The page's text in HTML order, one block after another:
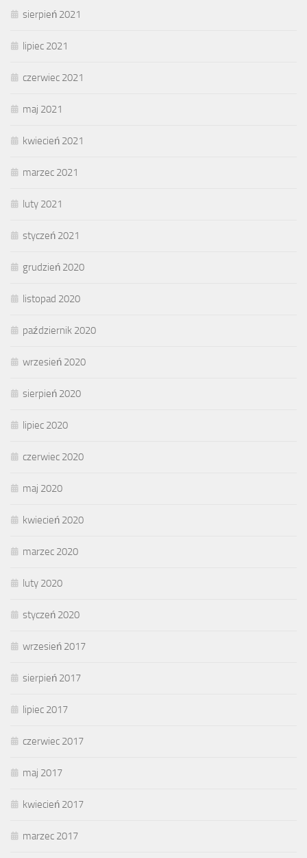
sierpień 2021
lipiec 2021
czerwiec 2021
maj 2021
kwiecień 2021
marzec 2021
luty 2021
styczeń 2021
grudzień 2020
listopad 2020
październik 2020
wrzesień 2020
sierpień 2020
lipiec 2020
czerwiec 2020
maj 2020
kwiecień 2020
marzec 2020
luty 2020
styczeń 2020
wrzesień 2017
sierpień 2017
lipiec 2017
czerwiec 2017
maj 2017
kwiecień 2017
marzec 2017